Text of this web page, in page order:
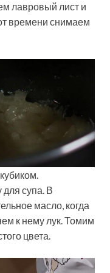
лавровый лист и
времени снимаем
супа. В
масло, когда
к нему лук. Томим
цвета.